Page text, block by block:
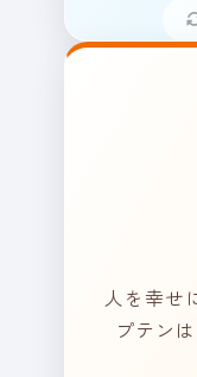
どう
人を幸せ
プテン
あ
見つ
を見
を